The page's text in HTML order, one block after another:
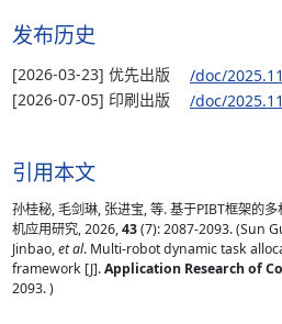
发布历史
[2026-03-23] 优先出版
/doc/
[2026-07-05] 印刷出版
/doc/
引用本文
孙桂秘, 毛剑琳, 张进宝, 等. 基于PIBT框架的
机应用研究, 2026,43(7): 2087-2093. (Sun
Jinbao,et al. Multi-robot dynamic task
framework [J].Application Research of
2093. )